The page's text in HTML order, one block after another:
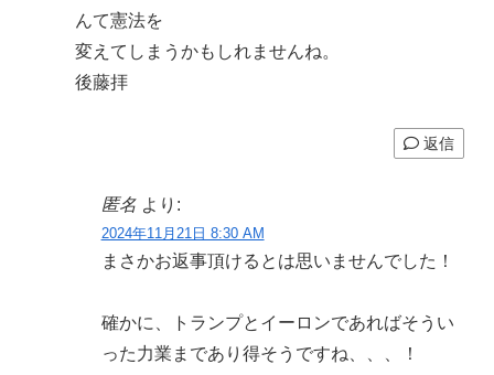
んて憲法を
変えてしまうかもしれませんね。
後藤拝
返信
匿名 より:
2024年11月21日 8:30 AM
まさかお返事頂けるとは思いませんでした！
確かに、トランプとイーロンであればそうい
った力業まであり得そうですね、、、！